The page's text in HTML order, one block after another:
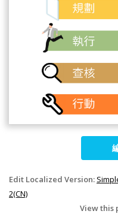
Edit Localized Version:
2(CN)
View this